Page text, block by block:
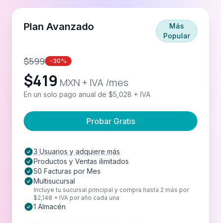
Plan Avanzado
Más
Popular
$599 -30%
$419 MXN + IVA /mes
En un solo pago anual de $5,028 + IVA
Probar Gratis
3 Usuarios y adquiere más
Productos y Ventas ilimitados
50 Facturas por Mes
Multisucursal
Incluye tu sucursal principal y compra hasta 2 más por
$2,148 + IVA por año cada una
1 Almacén